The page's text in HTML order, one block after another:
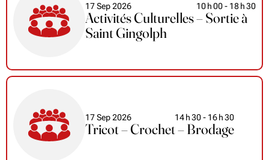
17 Sep 2026 10h00- 18h30
Activités Culturelles – Sortie à
Saint Gingolph
17 Sep 2026 14h30- 16h30
Tricot – Crochet – Brodage